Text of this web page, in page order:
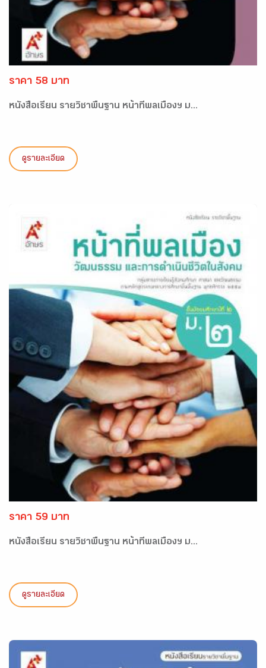
ราคา 58 บาท
หนังสือเรียน รายวิชาพื้นฐาน หน้าที่พลเมืองฯ ม...
ดูรายละเอียด
ราคา 59 บาท
หนังสือเรียน รายวิชาพื้นฐาน หน้าที่พลเมืองฯ ม...
ดูรายละเอียด